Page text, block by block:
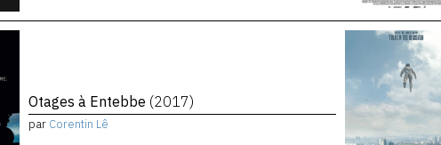
Otages à Entebbe (2017)
par Corentin Lê